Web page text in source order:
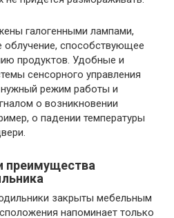
галогенными лампами,
облучение, способствующее
продуктов. Удобные и
сенсорного управления
режим работы и
о возникновении
о падении температуры
преимущества
закрыты мебельным
напоминает только